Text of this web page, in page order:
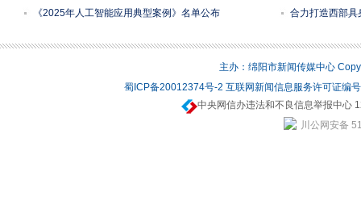
《2025年人工智能应用典型案例》名单公布
合力打造西部具
主办：绵阳市新闻传媒中心
蜀ICP备20012374号-2 互联网新闻信息服务许可证编
中央网信办违法和不良信息举报中心
川公网安备